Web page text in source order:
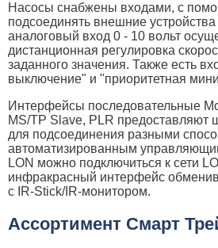
Насосы снабжены входами, с
подсоединять внешние
аналоговый вход 0 - 10 вольт
дистанционная регулировка
заданного значения. Также есть
выключение" и "приоритетная
Интерфейсы последовательные
MS/TP Slave, PLR предоставляют
для подсоединения разными
автоматизированным
LON можно подключиться к сети
инфракрасный интерфейс
с IR-Stick/IR-монитором.
Ассортимент Смарт